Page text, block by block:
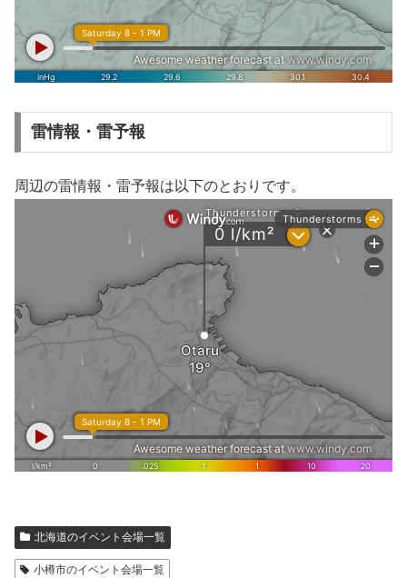
雷情報・雷予報
周辺の雷情報・雷予報は以下のとおりです。
北海道のイベント会場一覧
小樽市のイベント会場一覧